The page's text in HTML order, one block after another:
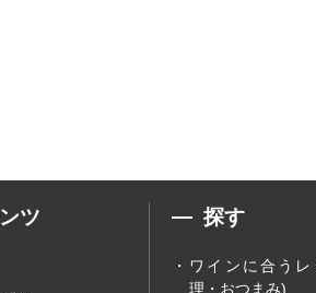
ツ 探す
ワインに合う
理・おつまみ)